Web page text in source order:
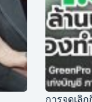
การจดเลิ